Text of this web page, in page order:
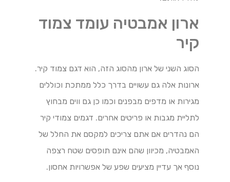
ארון אמבטיה עומד צמוד
קיר
הסוג השני של ארון מהסוג הזה, הוא דגם צמוד קיר.
ארונות אלה גם עשויים בדרך כלל ממתכת וכוללים
מגירות או מדפים מבפנים וכמו כן גם ווים מבחוץ
לתליית מגבות או פריטים אחרים. דגמים צמודי קיר
הם נהדרים אם אתם צריכים למקסם את החלל של
האמבטיה, מכיוון שהם אינם תופסים שטח רצפה
נוסף אך עדיין מציעים שפע של אפשרויות אחסון.